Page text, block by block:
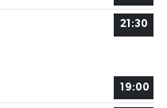
21:30
19:00